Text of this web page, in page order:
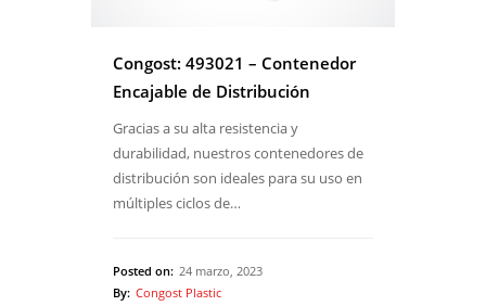
Congost: 493021 – Contenedor
Encajable de Distribución
Gracias a su alta resistencia y
durabilidad, nuestros contenedores de
distribución son ideales para su uso en
múltiples ciclos de…
Posted on: 24 marzo, 2023
By: Congost Plastic